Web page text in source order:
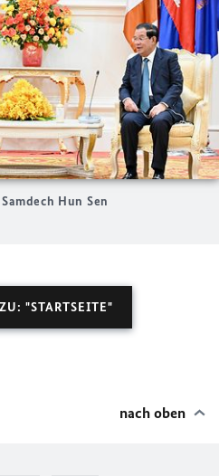
Hun Sen
"STARTSEITE"
nach oben